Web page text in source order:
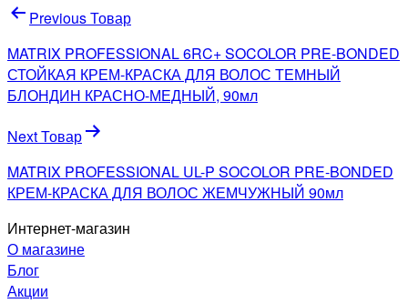
Навигация
по
записям
Previous Товар
MATRIX PROFESSIONAL 6RC+ SOCOLOR PRE-BONDED
СТОЙКАЯ КРЕМ-КРАСКА ДЛЯ ВОЛОС ТЕМНЫЙ
БЛОНДИН КРАСНО-МЕДНЫЙ, 90мл
Next Товар
MATRIX PROFESSIONAL UL-P SOCOLOR PRE-BONDED
КРЕМ-КРАСКА ДЛЯ ВОЛОС ЖЕМЧУЖНЫЙ 90мл
Интернет-магазин
О магазине
Блог
Акции